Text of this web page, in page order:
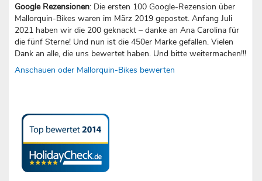
Google Rezensionen: Die ersten 100 Google-Rezension über
Mallorquin-Bikes waren im März 2019 gepostet. Anfang Juli
2021 haben wir die 200 geknackt – danke an Ana Carolina für
die fünf Sterne! Und nun ist die 450er Marke gefallen. Vielen
Dank an alle, die uns bewertet haben. Und bitte weitermachen!!!
Anschauen oder Mallorquin-Bikes bewerten